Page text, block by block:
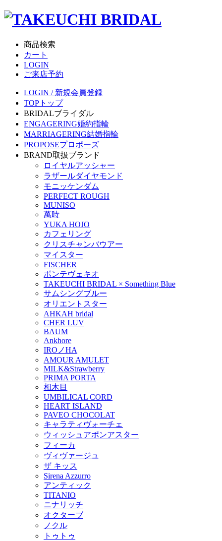
商品検索
カート
LOGIN
ご来店予約
LOGIN / 新規会員登録
TOP トップ
BRIDALブライダル
ENGAGERING婚約指輪
MARRIAGERING結婚指輪
PROPOSEプロポーズ
BRAND取扱ブランド
ロイヤルアッシャー
ラザールダイヤモンド
モニッケンダム
PERFECT ROUGH
MUNISO
萬時
YUKA HOJO
カフェリング
クリスチャンバウアー
マイスター
FISCHER
ポンテヴェキオ
TAKEUCHI BRIDAL × Something Blue
サムシングブルー
オリエントスター
AHKAH bridal
CHER LUV
BAUM
Ankhore
IROノHA
AMOUR AMULET
MILK&Strawberry
PRIMA PORTA
相木目
UMBILICAL CORD
HEART ISLAND
PAVEO CHOCOLAT
キャラティヴォーチェ
ウィッシュアポンアスター
フィーカ
ヴィヴァージュ
ザ キッス
Sirena Azzurro
アンティック
TITANIO
ニナリッチ
オクターブ
ノクル
トゥトゥ